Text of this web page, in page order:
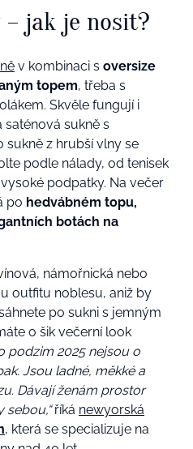
– jak je nosit?
v kombinaci s oversize
topem, třeba s
Skvěle fungují i
saténová sukně s
z hrubší vlny se
podle nálady, od tenisek
podpatky. Na večer
po hedvábném topu,
botách na
námořnická nebo
outfitu noblesu, aniž by
po sukni s jemným
o šik večerní look
podzim 2025 nejsou o
Jsou ladné, měkké a
Dávají ženám prostor
sebou,“říká newyorská
, která se specializuje na